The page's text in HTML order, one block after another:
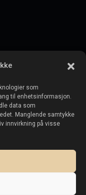
som
til enhetsinformasjon.
data som
Manglende samtykke
innvirkning på visse